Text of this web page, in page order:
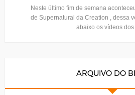
Neste último fim de semana
de Supernatural da Creation , dessa
abaixo os vídeos dos
ARQUIVO DO